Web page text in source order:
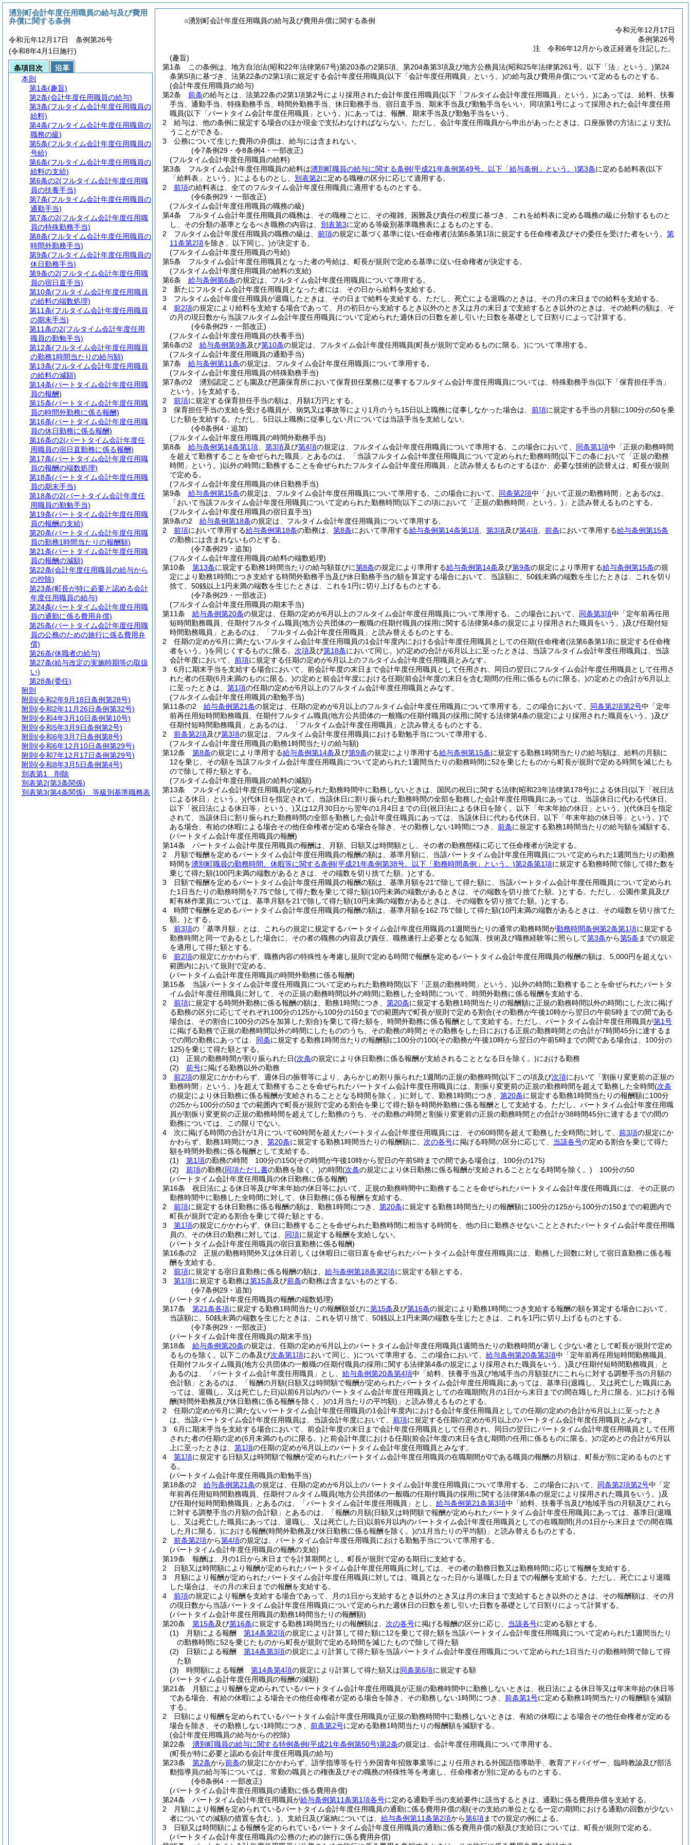
○湧別町会計年度任用職員の給与及び費用弁償に関する条例
令和元年12月17日
条例第26号
注 令和6年12月から改正経過を注記した。
(趣旨)
第1条
この条例は、地方自治法(昭和22年法律第67号)第203条の2第5項、第204条第3項及び地方公務員法(昭和25年法律第261号。以下「法」という。)第24
条第5項に基づき、法第22条の2第1項に規定する会計年度任用職員(以下「会計年度任用職員」という。)の給与及び費用弁償について定めるものとする。
(会計年度任用職員の給与)
第2条
前条の給与とは、法第22条の2第1項第2号により採用された会計年度任用職員(以下「フルタイム会計年度任用職員」という。)にあっては、給料、扶養
手当、通勤手当、特殊勤務手当、時間外勤務手当、休日勤務手当、宿日直手当、期末手当及び勤勉手当をいい、同項第1号によって採用された会計年度任用
職員(以下「パートタイム会計年度任用職員」という。)にあっては、報酬、期末手当及び勤勉手当をいう。
2
給与は、他の条例に規定する場合のほか現金で支払わなければならない。 ただし、会計年度任用職員から申出があったときは、口座振替の方法により支払
うことができる。
3
公務について生じた費用の弁償は、給与には含まれない。
(令7条例29・令8条例4・一部改正)
(フルタイム会計年度任用職員の給料)
第3条
フルタイム会計年度任用職員の給料は湧別町職員の給与に関する条例(平成21年条例第49号。以下「給与条例」という。)第3条に定める給料表(以下
「給料表」という。)によるものとし、 別表第2に定める職種の区分に応じて適用する。
2
前項の給料表は、全てのフルタイム会計年度任用職員に適用するものとする。
(令6条例29・一部改正)
(フルタイム会計年度任用職員の職務の級)
第4条
フルタイム会計年度任用職員の職務は、その職種ごとに、その複雑、困難及び責任の程度に基づき、これを給料表に定める職務の級に分類するものと
し、その分類の基準となるべき職務の内容は、 別表第3に定める等級別基準職務表によるものとする。
2
フルタイム会計年度任用職員の職務の級は、 前項の規定に基づく基準に従い任命権者(法第6条第1項に規定する任命権者及びその委任を受けた者をいう。 第
11条第2項を除き、以下同じ。)が決定する。
(フルタイム会計年度任用職員の号給)
第5条
フルタイム会計年度任用職員となった者の号給は、町長が規則で定める基準に従い任命権者が決定する。
(フルタイム会計年度任用職員の給料の支給)
第6条
給与条例第6条の規定は、フルタイム会計年度任用職員について準用する。
2
新たにフルタイム会計年度任用職員となった者には、その日から給料を支給する。
3
フルタイム会計年度任用職員が退職したときは、その日まで給料を支給する。 ただし、死亡による退職のときは、その月の末日までの給料を支給する。
4
前2項の規定により給料を支給する場合であって、月の初日から支給するとき以外のとき又は月の末日まで支給するとき以外のときは、その給料の額は、そ
の月の現日数から当該フルタイム会計年度任用職員について定められた週休日の日数を差し引いた日数を基礎として日割りによって計算する。
(令6条例29・一部改正)
(フルタイム会計年度任用職員の扶養手当)
第6条の2
給与条例第9条及び第10条の規定は、フルタイム会計年度任用職員(町長が規則で定めるものに限る。)について準用する。
(フルタイム会計年度任用職員の通勤手当)
第7条
給与条例第11条の規定は、フルタイム会計年度任用職員について準用する。
(フルタイム会計年度任用職員の特殊勤務手当)
第7条の2
湧別認定こども園及び芭露保育所において保育担任業務に従事するフルタイム会計年度任用職員については、特殊勤務手当(以下「保育担任手当」
という。)を支給する。
2
前項に規定する保育担任手当の額は、月額1万円とする。
3
保育担任手当の支給を受ける職員が、病気又は事故等により1月のうち15日以上職務に従事しなかった場合は、 前項に規定する手当の月額に100分の50を乗
じた額を支給する。 ただし、5日以上職務に従事しない月については当該手当を支給しない。
(令8条例4・追加)
(フルタイム会計年度任用職員の時間外勤務手当)
第8条
給与条例第14条第1項 第3項及び第4項の規定は、フルタイム会計年度任用職員について準用する。 この場合において、 同条第1項中「正規の勤務時間
を超えて勤務することを命ぜられた職員」とあるのは、「当該フルタイム会計年度任用職員について定められた勤務時間(以下この条において「正規の勤務
時間」という。)以外の時間に勤務することを命ぜられたフルタイム会計年度任用職員」と読み替えるものとするほか、必要な技術的読替えは、町長が規則
で定める。
(フルタイム会計年度任用職員の休日勤務手当)
第9条
給与条例第15条の規定は、フルタイム会計年度任用職員について準用する。 この場合において、 同条第2項中「おいて正規の勤務時間」とあるのは、
「おいて当該フルタイム会計年度任用職員について定められた勤務時間(以下この項において「正規の勤務時間」という。) 」と読み替えるものとする。
(フルタイム会計年度任用職員の宿日直手当)
第9条の2
給与条例第18条の規定は、フルタイム会計年度任用職員について準用する。
2
前項において準用する給与条例第18条の勤務は、 第8条において準用する給与条例第14条第1項 第3項及び第4項 前条において準用する給与条例第15条
の勤務には含まれないものとする。
(令7条例29・追加)
(フルタイム会計年度任用職員の給料の端数処理)
第10条
第13条に規定する勤務1時間当たりの給与額並びに第8条の規定により準用する給与条例第14条及び第9条の規定により準用する給与条例第15条の規
定により勤務1時間につき支給する時間外勤務手当及び休日勤務手当の額を算定する場合において、当該額に、50銭未満の端数を生じたときは、これを切り
捨て、50銭以上1円未満の端数を生じたときは、これを1円に切り上げるものとする。
(令7条例29・一部改正)
(フルタイム会計年度任用職員の期末手当)
第11条
給与条例第20条の規定は、任期の定めが6月以上のフルタイム会計年度任用職員について準用する。 この場合において、 同条第3項中「定年前再任用
短時間勤務職員、任期付フルタイム職員(地方公共団体の一般職の任期付職員の採用に関する法律第4条の規定により採用された職員をいう。)及び任期付短
時間勤務職員」とあるのは、「フルタイム会計年度任用職員」と読み替えるものとする。
2
任期の定めが6月に満たないフルタイム会計年度任用職員の1会計年度内における会計年度任用職員としての任期(任命権者(法第6条第1項に規定する任命権
者をいう。)を同じくするものに限る。 次項及び第18条において同じ。)の定めの合計が6月以上に至ったときは、当該フルタイム会計年度任用職員は、当該
会計年度において、 前項に規定する任期の定めが6月以上のフルタイム会計年度任用職員とみなす。
3
6月に期末手当を支給する場合において、前会計年度の末日まで会計年度任用職員として任用され、同日の翌日にフルタイム会計年度任用職員として任用さ
れた者の任期(6月未満のものに限る。)の定めと前会計年度における任期(前会計年度の末日を含む期間の任用に係るものに限る。)の定めとの合計が6月以上
に至ったときは、 第1項の任期の定めが6月以上のフルタイム会計年度任用職員とみなす。
(フルタイム会計年度任用職員の勤勉手当)
第11条の2
給与条例第21条の規定は、任期の定めが6月以上のフルタイム会計年度任用職員について準用する。 この場合において、 同条第2項第2号中「定年
前再任用短時間勤務職員、任期付フルタイム職員(地方公共団体の一般職の任期付職員の採用に関する法律第4条の規定により採用された職員をいう。)及び
任期付短時間勤務職員」とあるのは、「フルタイム会計年度任用職員」と読み替えるものとする。
2
前条第2項及び第3項の規定は、フルタイム会計年度任用職員における勤勉手当について準用する。
(フルタイム会計年度任用職員の勤務1時間当たりの給与額)
第12条
第8条の規定により準用する給与条例第14条及び第9条の規定により準用する給与条例第15条に規定する勤務1時間当たりの給与額は、給料の月額に
12を乗じ、その額を当該フルタイム会計年度任用職員について定められた1週間当たりの勤務時間に52を乗じたものから町長が規則で定める時間を減じたも
ので除して得た額とする。
(フルタイム会計年度任用職員の給料の減額)
第13条
フルタイム会計年度任用職員が定められた勤務時間中に勤務しないときは、国民の祝日に関する法律(昭和23年法律第178号)による休日(以下「祝日法
による休日」という。)(代休日を指定されて、当該休日に割り振られた勤務時間の全部を勤務した会計年度任用職員にあっては、当該休日に代わる代休日。
以下「祝日法による休日等」という。)又は12月30日から翌年の1月4日までの日(祝日法による休日を除く。以下「年末年始の休日」という。)(代休日を指定
されて、当該休日に割り振られた勤務時間の全部を勤務した会計年度任職員にあっては、当該休日に代わる代休日。以下「年末年始の休日等」という。)で
ある場合、有給の休暇による場合その他任命権者が定める場合を除き、その勤務しない1時間につき、 前条に規定する勤務1時間当たりの給与額を減額する。
(パートタイム会計年度任用職員の報酬)
第14条
パートタイム会計年度任用職員の報酬は、月額、日額又は時間額とし、その者の勤務態様に応じて任命権者が決定する。
2
月額で報酬を定めるパートタイム会計年度任用職員の報酬の額は、基準月額に、当該パートタイム会計年度任用職員について定められた1週間当たりの勤務
時間を湧別町職員の勤務時間、休暇等に関する条例(平成21年条例第38号。以下「勤務時間条例」という。)第2条第1項に規定する勤務時間で除して得た数を
乗じて得た額(100円未満の端数があるときは、その端数を切り捨てた額。)とする。
3
日額で報酬を定めるパートタイム会計年度任用職員の報酬の額は、基準月額を21で除して得た額に、当該パートタイム会計年度任用職員について定められ
た1日当たりの勤務時間を7.75で除して得た数を乗じて得た額(10円未満の端数があるときは、その端数を切り捨てた額。)とする。 ただし、公園作業員及び
町有林作業員については、基準月額を21で除して得た額(10円未満の端数があるときは、その端数を切り捨てた額。)とする。
4
時間で報酬を定めるパートタイム会計年度任用職員の報酬の額は、基準月額を162.75で除して得た額(10円未満の端数があるときは、その端数を切り捨てた
額。)とする。
5
前3項の「基準月額」とは、これらの規定に規定するパートタイム会計年度任用職員の1週間当たりの通常の勤務時間が勤務時間条例第2条第1項に規定する
勤務時間と同一であるとした場合に、その者の職務の内容及び責任、職務遂行上必要となる知識、技術及び職務経験等に照らして第3条から第5条 までの規定
を適用して得た額とする。
6
前2項の規定にかかわらず、職務内容の特殊性を考慮し規則で定める時間で報酬を定めるパートタイム会計年度任用職員の報酬の額は、5,000円を超えない
範囲内において規則で定める。
(パートタイム会計年度任用職員の時間外勤務に係る報酬)
第15条
当該パートタイム会計年度任用職員について定められた勤務時間(以下「正規の勤務時間」という。)以外の時間に勤務することを命ぜられたパートタ
イム会計年度任用職員に対して、その正規の勤務時間以外の時間に勤務した全時間について、時間外勤務に係る報酬を支給する。
2
前項に規定する時間外勤務に係る報酬の額は、勤務1時間につき、 第20条に規定する勤務1時間当たりの報酬額に正規の勤務時間以外の時間にした次に掲げ
る勤務の区分に応じてそれぞれ100分の125から100分の150までの範囲内で町長が規則で定める割合(その勤務が午後10時から翌日の午前5時までの間である
場合は、その割合に100分の25を加算した割合)を乗じて得た額を、時間外勤務に係る報酬として支給する。 ただし、パートタイム会計年度任用職員が第1号
に掲げる勤務で正規の勤務時間以外の時間にしたもののうち、その勤務の時間とその勤務をした日における正規の勤務時間との合計が7時間45分に達するま
での間の勤務にあっては、 同条に規定する勤務1時間当たりの報酬額に100分の100(その勤務が午後10時から翌日の午前5時までの間である場合は、100分の
125)を乗じて得た額とする。
(1)
正規の勤務時間が割り振られた日(次条の規定により休日勤務に係る報酬が支給されることとなる日を除く。)における勤務
(2)
前号に掲げる勤務以外の勤務
3
前2項の規定にかかわらず、週休日の振替等により、あらかじめ割り振られた1週間の正規の勤務時間(以下この項及び次項において「割振り変更前の正規の
勤務時間」という。)を超えて勤務することを命ぜられたパートタイム会計年度任用職員には、割振り変更前の正規の勤務時間を超えて勤務した全時間(次条
の規定により休日勤務に係る報酬が支給されることとなる時間を除く。)に対して、勤務1時間につき、 第20条に規定する勤務1時間当たりの報酬額に100分
の25から100分の50までの範囲内で町長が規則で定める割合を乗じて得た額を時間外勤務に係る報酬として支給する。 ただし、パートタイム会計年度任用職
員が割振り変更前の正規の勤務時間を超えてした勤務のうち、その勤務の時間と割振り変更前の正規の勤務時間との合計が38時間45分に達するまでの間の
勤務については、この限りでない。
4
次に掲げる時間の合計が1月について60時間を超えたパートタイム会計年度任用職員には、その60時間を超えて勤務した全時間に対して、 前3項の規定にか
かわらず、勤務1時間につき、 第20条に規定する勤務1時間当たりの報酬額に、 次の各号に掲げる時間の区分に応じて、 当該各号の定める割合を乗じて得た
額を時間外勤務に係る報酬として支給する。
(1)
第1項の勤務の時間 100分の150(その時間が午後10時から翌日の午前5時までの間である場合は、100分の175)
(2)
前項の勤務(同項ただし書の勤務を除く。)の時間(次条の規定により休日勤務に係る報酬が支給されることとなる時間を除く。) 100分の50
(パートタイム会計年度任用職員の休日勤務に係る報酬)
第16条
祝日法による休日等及び年末年始の休日等において、正規の勤務時間中に勤務することを命ぜられたパートタイム会計年度任用職員には、その正規の
勤務時間中に勤務した全時間に対して、休日勤務に係る報酬を支給する。
2
前項に規定する休日勤務に係る報酬の額は、勤務1時間につき、 第20条に規定する勤務1時間当たりの報酬額に100分の125から100分の150までの範囲内で
町長が規則で定める割合を乗じて得た額とする。
3
第1項の規定にかかわらず、休日に勤務することを命ぜられた勤務時間に相当する時間を、他の日に勤務させないこととされたパートタイム会計年度任用職
員の、その休日の勤務に対しては、 同項に規定する報酬を支給しない。
(パートタイム会計年度任用職員の宿日直勤務に係る報酬)
第16条の2
正規の勤務時間外又は休日若しくは休暇日に宿日直を命ぜられたパートタイム会計年度任用職員には、勤務した回数に対して宿日直勤務に係る報
酬を支給する。
2
前項に規定する宿日直勤務に係る報酬の額は、 給与条例第18条第2項に規定する額とする。
3
第1項に規定する勤務は第15条及び前条の勤務は含まないものとする。
(令7条例29・追加)
(パートタイム会計年度任用職員の報酬の端数処理)
第17条
第21条各項に規定する勤務1時間当たりの報酬額並びに第15条及び第16条の規定により勤務1時間につき支給する報酬の額を算定する場合において、
当該額に、50銭未満の端数を生じたときは、これを切り捨て、50銭以上1円未満の端数を生じたときは、これを1円に切り上げるものとする。
(令7条例29・一部改正)
(パートタイム会計年度任用職員の期末手当)
第18条
給与条例第20条の規定は、任期の定めが6月以上のパートタイム会計年度任用職員(1週間当たりの勤務時間が著しく少ない者として町長が規則で定め
るものを除く。以下この条及び次条第1項において同じ。)について準用する。 この場合において、 給与条例第20条第3項中「定年前再任用短時間勤務職員、
任期付フルタイム職員(地方公共団体の一般職の任期付職員の採用に関する法律第4条の規定により採用された職員をいう。)及び任期付短時間勤務職員」と
あるのは、「パートタイム会計年度任用職員」とし、 給与条例第20条第4項中「給料、扶養手当及び地域手当の月額並びにこれらに対する調整手当の月額の
合計額」とあるのは、「報酬の月額(日額又は時間額で報酬が定められたパートタイム会計年度任用職員にあっては、基準日(退職し、又は死亡した職員にあ
っては、退職し、又は死亡した日)以前6月以内のパートタイム会計年度任用職員としての在職期間(月の1日から末日までの間在職した月に限る。)における報
酬(時間外勤務及び休日勤務に係る報酬を除く。)の1月当たりの平均額) 」と読み替えるものとする。
2
任期の定めが6月に満たないパートタイム会計年度任用職員の1会計年度内における会計年度任用職員としての任期の定めの合計が6月以上に至ったとき
は、当該パートタイム会計年度任用職員は、当該会計年度において、 前項に規定する任期の定めが6月以上のパートタイム会計年度任用職員とみなす。
3
6月に期末手当を支給する場合において、前会計年度の末日まで会計年度任用職員として任用され、同日の翌日にパートタイム会計年度任用職員として任用
された者の任期の定め(6月未満のものに限る。)と前会計年度における任期(前会計年度の末日を含む期間の任用に係るものに限る。)の定めとの合計が6月以
上に至ったときは、 第1項の任期の定めが6月以上のパートタイム会計年度任用職員とみなす。
4
第1項に規定する日額又は時間額で報酬が定められたパートタイム会計年度任用職員の在職期間が0である職員の報酬の月額は、町長が別に定めるものとす
る。
(パートタイム会計年度任用職員の勤勉手当)
第18条の2
給与条例第21条の規定は、任期の定めが6月以上のパートタイム会計年度任用職員について準用する。 この場合において、 同条第2項第2号中「定
年前再任用短時間勤務職員、任期付フルタイム職員(地方公共団体の一般職の任期付職員の採用に関する法律第4条の規定により採用された職員をいう。)及
び任期付短時間勤務職員」とあるのは、「パートタイム会計年度任用職員」とし、 給与条例第21条第3項中「給料、扶養手当及び地域手当の月額及びこれら
に対する調整手当の月額の合計額」とあるのは、「報酬の月額(日額又は時間額で報酬が定められたパートタイム会計年度任用職員にあっては、基準日(退職
し、又は死亡した職員にあっては、退職し、又は死亡した日)以前6月以内のパートタイム会計年度任用職員としての在職期間(月の1日から末日までの間在職
した月に限る。)における報酬(時間外勤務及び休日勤務に係る報酬を除く。)の1月当たりの平均額) 」と読み替えるものとする。
2
前条第2項から第4項の規定は、パートタイム会計年度任用職員における勤勉手当について準用する。
(パートタイム会計年度任用職員の報酬の支給)
第19条
報酬は、月の1日から末日までを計算期間とし、町長が規則で定める期日に支給する。
2
日額又は時間額により報酬が定められたパートタイム会計年度任用職員に対しては、その者の勤務日数又は勤務時間に応じて報酬を支給する。
3
月額により報酬が定められたパートタイム会計年度任用職員に対しては、職員となった日から退職した日までの報酬を支給する。 ただし、死亡により退職
した場合は、その月の末日までの報酬を支給する。
4
前項の規定により報酬を支給する場合であって、月の1日から支給するとき以外のとき又は月の末日まで支給するとき以外のときは、その報酬額は、その月
の現日数から当該パートタイム会計年度任用職員について定められた週休日の日数を差し引いた日数を基礎として日割りによって計算する。
(パートタイム会計年度任用職員の勤務1時間当たりの報酬額)
第20条
第15条及び第16条に規定する勤務1時間当たりの報酬額は、 次の各号に掲げる報酬の区分に応じ、 当該各号に定める額とする。
(1)
月額による報酬 第14条第2項の規定により計算して得た額に12を乗じて得た額を当該パートタイム会計年度任用職員について定められた1週間当たり
の勤務時間に52を乗じたものから町長が規則で定める時間を減じたもので除して得た額
(2)
日額による報酬 第14条第3項の規定により計算して得た額を当該パートタイム会計年度任用職員について定められた1日当たりの勤務時間で除して得
た額
(3)
時間額による報酬 第14条第4項の規定により計算して得た額又は同条第6項に規定する額
(パートタイム会計年度任用職員の報酬の減額)
第21条
月額により報酬を定められているパートタイム会計年度任用職員が正規の勤務時間中に勤務しないときは、祝日法による休日等又は年末年始の休日等
である場合、有給の休暇による場合その他任命権者が定める場合を除き、その勤務しない1時間につき、 前条第1号に定める勤務1時間当たりの報酬額を減額
する。
2
日額により報酬を定められているパートタイム会計年度任用職員が正規の勤務時間中に勤務しないときは、有給の休暇による場合その他任命権者が定める
場合を除き、その勤務しない1時間につき、 前条第2号に定める勤務1時間当たりの報酬額を減額する。
(会計年度任用職員の給与からの控除)
第22条
湧別町職員の給与に関する特例条例(平成21年条例第50号)第2条の規定は、会計年度任用職員について準用する。
(町長が特に必要と認める会計年度任用職員の給与)
第23条
第2条から前条の規定にかかわらず、語学指導等を行う外国青年招致事業等により任用される外国語指導助手、教育アドバイザー、臨時教諭及び部活
動指導員の給与等については、常勤の職員との権衡及びその職務の特殊性等を考慮し、任命権者が別に定めるものとする。
(令8条例4・一部改正)
(パートタイム会計年度任用職員の通勤に係る費用弁償)
第24条
パートタイム会計年度任用職員が給与条例第11条第1項各号に定める通勤手当の支給要件に該当するときは、通勤に係る費用弁償を支給する。
2
月額により報酬を定められているパートタイム会計年度任用職員の通勤に係る費用弁償の額(その支給の単位となる一定の期間における通勤の回数が少ない
者についての減額の措置を含む。) 、支給日及び返納については、 給与条例第11条第2項から第6項までの規定の例による。
3
日額又は時間額による報酬を定められているパートタイム会計年度任用職員の通勤に係る費用弁償の額及び支給日については、町長が規則で定める。
(パートタイム会計年度任用職員の公務のための旅行に係る費用弁償)
湧別町会計年度任用職員の給与及び費用
弁償に関する条例
令和元年12月17日 条例第26号
(令和8年4月1日施行)
条項目次
沿革
本則
第1条(趣旨)
第2条(会計年度任用職員の給与)
第3条(フルタイム会計年度任用職員の
給料)
第4条(フルタイム会計年度任用職員の
職務の級)
第5条(フルタイム会計年度任用職員の
号給)
第6条(フルタイム会計年度任用職員の
給料の支給)
第6条の2(フルタイム会計年度任用職
員の扶養手当)
第7条(フルタイム会計年度任用職員の
通勤手当)
第7条の2(フルタイム会計年度任用職
員の特殊勤務手当)
第8条(フルタイム会計年度任用職員の
時間外勤務手当)
第9条(フルタイム会計年度任用職員の
休日勤務手当)
第9条の2(フルタイム会計年度任用職
員の宿日直手当)
第10条(フルタイム会計年度任用職員
の給料の端数処理)
第11条(フルタイム会計年度任用職員
の期末手当)
第11条の2(フルタイム会計年度任用
職員の勤勉手当)
第12条(フルタイム会計年度任用職員
の勤務1時間当たりの給与額)
第13条(フルタイム会計年度任用職員
の給料の減額)
第14条(パートタイム会計年度任用職
員の報酬)
第15条(パートタイム会計年度任用職
員の時間外勤務に係る報酬)
第16条(パートタイム会計年度任用職
員の休日勤務に係る報酬)
第16条の2(パートタイム会計年度任
用職員の宿日直勤務に係る報酬)
第17条(パートタイム会計年度任用職
員の報酬の端数処理)
第18条(パートタイム会計年度任用職
員の期末手当)
第18条の2(パートタイム会計年度任
用職員の勤勉手当)
第19条(パートタイム会計年度任用職
員の報酬の支給)
第20条(パートタイム会計年度任用職
員の勤務1時間当たりの報酬額)
第21条(パートタイム会計年度任用職
員の報酬の減額)
第22条(会計年度任用職員の給与から
の控除)
第23条(町長が特に必要と認める会計
年度任用職員の給与)
第24条(パートタイム会計年度任用職
員の通勤に係る費用弁償)
第25条(パートタイム会計年度任用職
員の公務のための旅行に係る費用弁
償)
第26条(休職者の給与)
第27条(給与改定の実施時期等の取扱
い)
第28条(委任)
附則
附則 (令和2年9月18日条例第28号)
附則 (令和2年11月26日条例第32号)
附則 (令和4年3月10日条例第10号)
附則 (令和5年3月9日条例第2号)
附則 (令和6年3月7日条例第8号)
附則 (令和6年12月10日条例第29号)
附則 (令和7年12月17日条例第29号)
附則 (令和8年3月5日条例第4号)
別表第1
削除
別表第2(第3条関係)
別表第3(第4条関係) 等級別基準職務表